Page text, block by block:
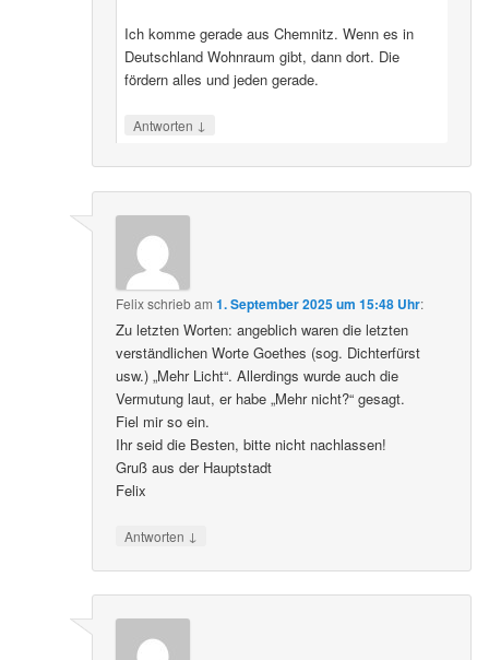
Ich komme gerade aus Chemnitz. Wenn es in
Deutschland Wohnraum gibt, dann dort. Die
fördern alles und jeden gerade.
Antworten ↓
Felixschriebam1. September 2025 um 15:48 Uhr:
Zu letzten Worten: angeblich waren die letzten
verständlichen Worte Goethes (sog. Dichterfürst
usw.) „Mehr Licht“. Allerdings wurde auch die
Vermutung laut, er habe „Mehr nicht?“ gesagt.
Fiel mir so ein.
Ihr seid die Besten, bitte nicht nachlassen!
Gruß aus der Hauptstadt
Felix
Antworten ↓